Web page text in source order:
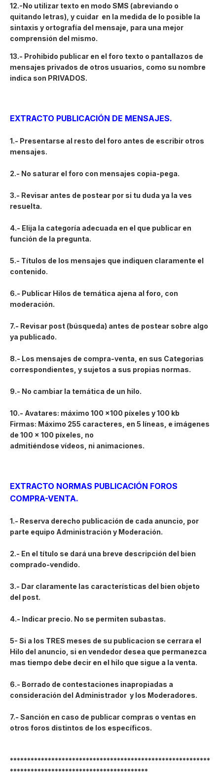
12.-No utilizar texto en modo SMS (abreviando o
quitando letras), y cuidar en la medida de lo posible la
sintaxis y ortografía del mensaje, para una mejor
comprensión del mismo.
13.- Prohibido publicar en el foro texto o pantallazos de
mensajes privados de otros usuarios, como su nombre
indica son PRIVADOS.
EXTRACTO PUBLICACIÓN DE MENSAJES.
1.- Presentarse al resto del foro antes de escribir otros
mensajes.
2.- No saturar el foro con mensajes copia-pega.
3.- Revisar antes de postear por si tu duda ya la ves
resuelta.
4.- Elija la categoría adecuada en el que publicar en
función de la pregunta.
5.- Títulos de los mensajes que indiquen claramente el
contenido.
6.- Publicar Hilos de temática ajena al foro, con
moderación.
7.- Revisar post (búsqueda) antes de postear sobre algo
ya publicado.
8.- Los mensajes de compra-venta, en sus Categorias
correspondientes, y sujetos a sus propias normas.
9.- No cambiar la temática de un hilo.
10.- Avatares: máximo 100 x100 píxeles y 100 kb
Firmas: Máximo 255 caracteres, en 5 líneas, e imágenes
de 100 x 100 píxeles, no
admitiéndose vídeos, ni animaciones.
EXTRACTO NORMAS PUBLICACIÓN FOROS
COMPRA-VENTA.
1.- Reserva derecho publicación de cada anuncio, por
parte equipo Administración y Moderación.
2.- En el título se dará una breve descripción del bien
comprado-vendido.
3.- Dar claramente las características del bien objeto
del post.
4.- Indicar precio. No se permiten subastas.
5- Si a los TRES meses de su publicacion se cerrara el
Hilo del anuncio, si en vendedor desea que permanezca
mas tiempo debe decir en el hilo que sigue a la venta.
6.- Borrado de contestaciones inapropiadas a
consideración del Administrador y los Moderadores.
7.- Sanción en caso de publicar compras o ventas en
otros foros distintos de los específicos.
**********************************************************
****************************************